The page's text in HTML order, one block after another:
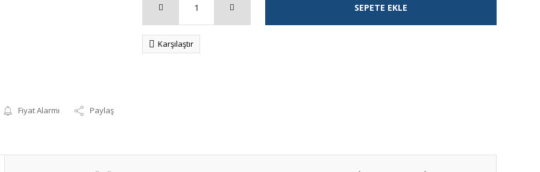
Fiyat Alarmı Paylaş
SEPETE EKLE
Karşılaştır